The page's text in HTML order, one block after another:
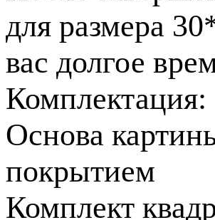
для размера
вас долгое
Комплектация:
Основа
покрытием
Комплект